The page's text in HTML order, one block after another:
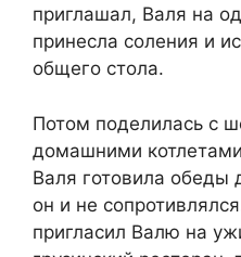
приглашал, Валя на
принесла соления и
общего стола.
Потом поделилась с
домашними
Валя готовила обеды
он и не
пригласил Валю на